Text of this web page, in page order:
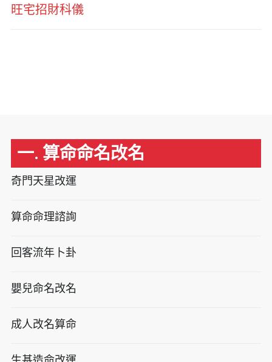
旺宅招財科儀
一. 算命命名改名
奇門天星改運
算命命理諮詢
回客流年卜卦
嬰兒命名改名
成人改名算命